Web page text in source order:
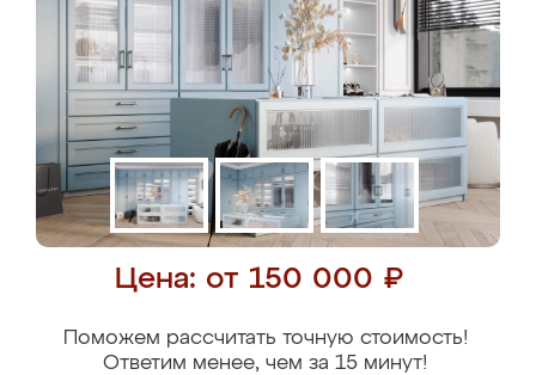
Цена: от 150 000 ₽
Поможем рассчитать точную стоимость!
Ответим менее, чем за 15 минут!